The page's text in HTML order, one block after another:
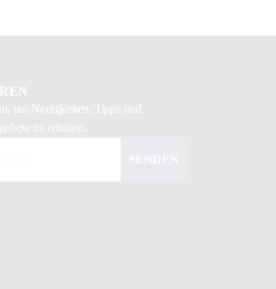
an, um Neuigkeiten, Tipps und
zu erhalten.